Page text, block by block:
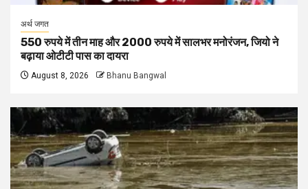
अर्थ जगत
550 रुपये में तीन माह और 2000 रुपये में सालभर मनोरंजन, जियो ने
बढ़ाया ओटीटी पास का दायरा
August 8, 2026 Bhanu Bangwal